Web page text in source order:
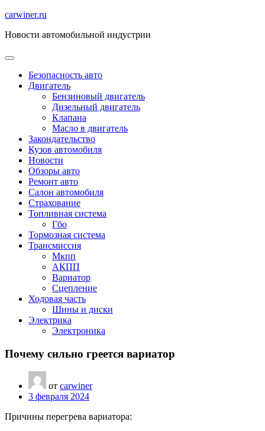
Перейти
содержимому
carwiner.ru
Новости автомобильной индустрии
Безопасность авто
Двигатель
Бензиновый двигатель
Дизельный двигатель
Клапана
Масло в двигатель
Закондательство
Кузов автомобиля
Новости
Обзоры авто
Ремонт авто
Салон автомобиля
Страхование
Топливная система
Гбо
Тормозная система
Трансмиссия
Мкпп
АКПП
Вариатор
Сцепление
Ходовая часть
Шины и диски
Электрика
Электроника
Почему сильно греется вариатор
от carwiner
3 февраля 2024
Причины перегрева вариатора: